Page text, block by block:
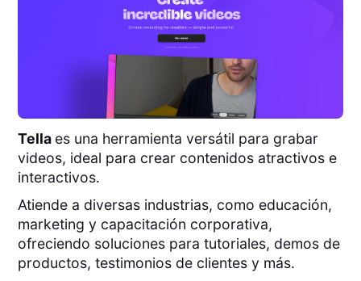
Tella es una herramienta versátil para grabar
videos, ideal para crear contenidos atractivos e
interactivos.
Atiende a diversas industrias, como educación,
marketing y capacitación corporativa,
ofreciendo soluciones para tutoriales, demos de
productos, testimonios de clientes y más.